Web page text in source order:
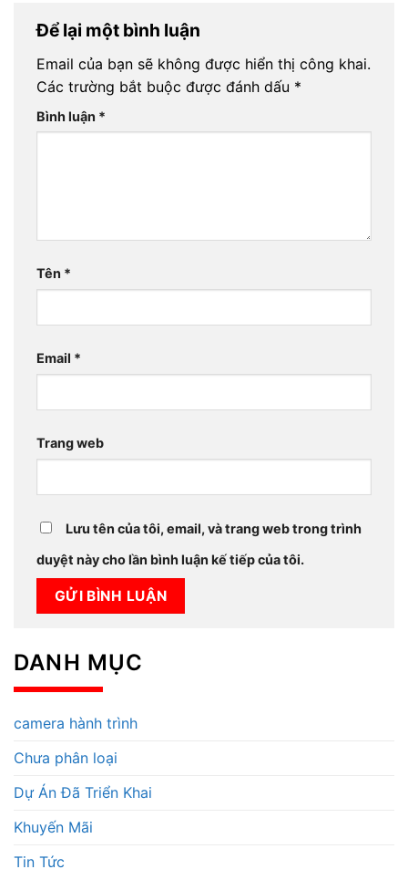
Để lại một bình luận
Email của bạn sẽ không được hiển thị công khai.
Các trường bắt buộc được đánh dấu *
Bình luận *
Tên *
Email *
Trang web
Lưu tên của tôi, email, và trang web trong trình
duyệt này cho lần bình luận kế tiếp của tôi.
DANH MỤC
camera hành trình
Chưa phân loại
Dự Án Đã Triển Khai
Khuyến Mãi
Tin Tức